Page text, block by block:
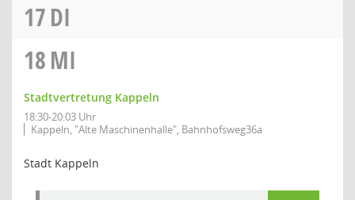
17DI
18MI
Stadtvertretung Kappeln
18:30-20:03 Uhr
Kappeln, "Alte Maschinenhalle", Bahnhofsweg36a
Stadt Kappeln